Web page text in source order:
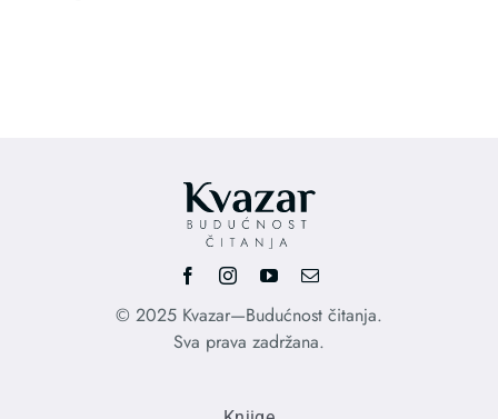
© 2025 Kvazar—Budućnost čitanja.
Sva prava zadržana.